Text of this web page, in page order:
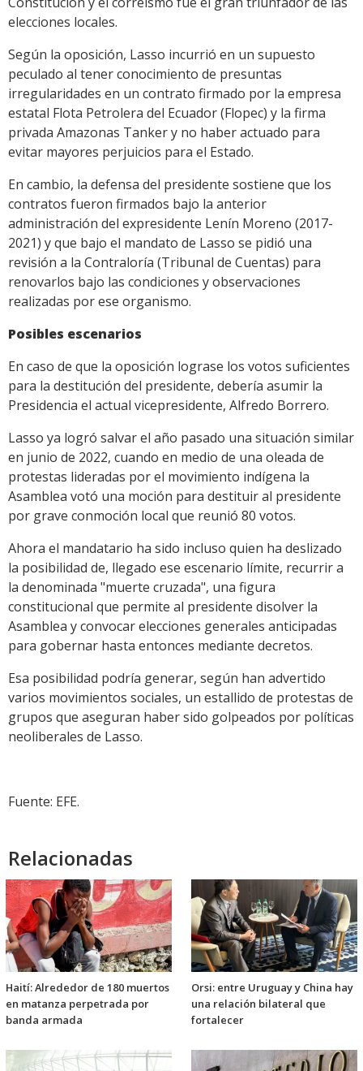
elecciones locales.
Según la oposición, Lasso incurrió en un supuesto
peculado al tener conocimiento de presuntas
irregularidades en un contrato firmado por la empresa
estatal Flota Petrolera del Ecuador (Flopec) y la firma
privada Amazonas Tanker y no haber actuado para
evitar mayores perjuicios para el Estado.
En cambio, la defensa del presidente sostiene que los
contratos fueron firmados bajo la anterior
administración del expresidente Lenín Moreno (2017-
2021) y que bajo el mandato de Lasso se pidió una
revisión a la Contraloría (Tribunal de Cuentas) para
renovarlos bajo las condiciones y observaciones
realizadas por ese organismo.
Posibles escenarios
En caso de que la oposición lograse los votos suficientes
para la destitución del presidente, debería asumir la
Presidencia el actual vicepresidente, Alfredo Borrero.
Lasso ya logró salvar el año pasado una situación similar
en junio de 2022, cuando en medio de una oleada de
protestas lideradas por el movimiento indígena la
Asamblea votó una moción para destituir al presidente
por grave conmoción local que reunió 80 votos.
Ahora el mandatario ha sido incluso quien ha deslizado
la posibilidad de, llegado ese escenario límite, recurrir a
la denominada "muerte cruzada", una figura
constitucional que permite al presidente disolver la
Asamblea y convocar elecciones generales anticipadas
para gobernar hasta entonces mediante decretos.
Esa posibilidad podría generar, según han advertido
varios movimientos sociales, un estallido de protestas de
grupos que aseguran haber sido golpeados por políticas
neoliberales de Lasso.
Fuente: EFE.
Relacionadas
Haití: Alrededor de 180 muertos
en matanza perpetrada por
banda armada
Orsi: entre Uruguay y China hay
una relación bilateral que
fortalecer